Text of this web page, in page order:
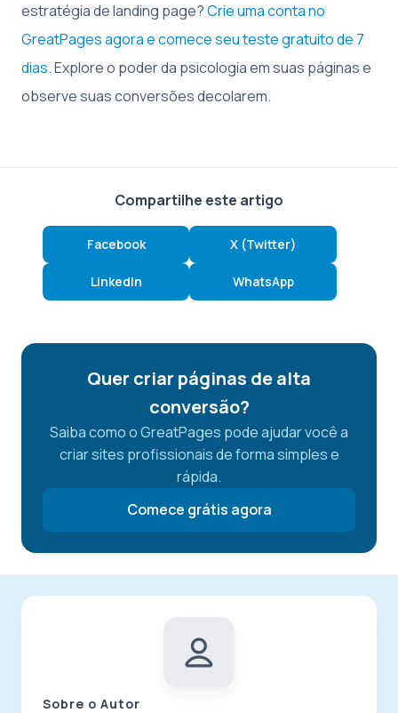
estratégia de landing page?Crie uma conta no
GreatPages agora e comece seu teste gratuito de 7
dias. Explore o poder da psicologia em suas páginas e
observe suas conversões decolarem.
Compartilhe este artigo
Facebook X (Twitter)
LinkedIn WhatsApp
Quer criar páginas de alta
conversão?
Saiba como o GreatPages pode ajudar você a
criar sites profissionais de forma simples e
rápida.
Comece grátis agora
Sobre o Autor